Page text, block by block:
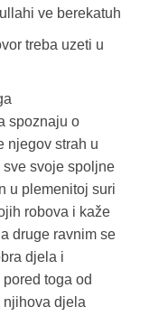
ve berekatuh
treba uzeti u
spoznaju o
njegov strah u
svoje spoljne
u plemenitoj suri
robova i kaže
druge ravnim se
djela i
toga od
njihova djela